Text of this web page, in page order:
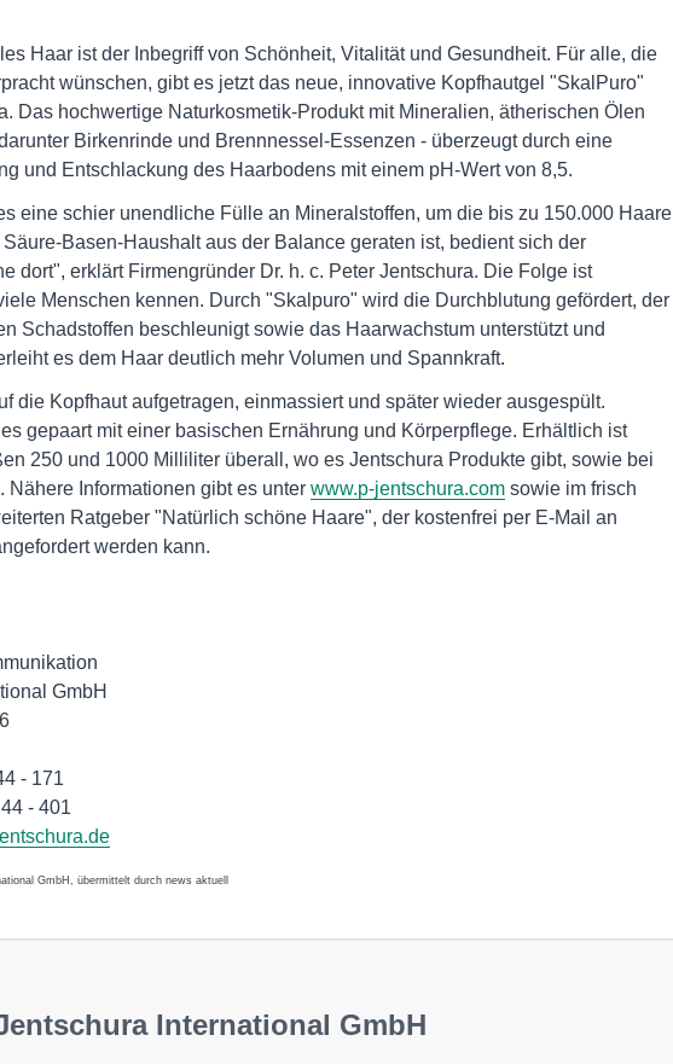
Haar ist der Inbegriff von Schönheit, Vitalität und Gesundheit. Für alle, die
wünschen, gibt es jetzt das neue, innovative Kopfhautgel "SkalPuro"
Das hochwertige Naturkosmetik-Produkt mit Mineralien, ätherischen Ölen
Birkenrinde und Brennnessel-Essenzen - überzeugt durch eine
und Entschlackung des Haarbodens mit einem pH-Wert von 8,5.
eine schier unendliche Fülle an Mineralstoffen, um die bis zu 150.000 Haare
Basen-Haushalt aus der Balance geraten ist, bedient sich der
dort", erklärt Firmengründer Dr. h. c. Peter Jentschura. Die Folge ist
Menschen kennen. Durch "Skalpuro" wird die Durchblutung gefördert, der
Schadstoffen beschleunigt sowie das Haarwachstum unterstützt und
es dem Haar deutlich mehr Volumen und Spannkraft.
die Kopfhaut aufgetragen, einmassiert und später wieder ausgespült.
gepaart mit einer basischen Ernährung und Körperpflege. Erhältlich ist
250 und 1000 Milliliter überall, wo es Jentschura Produkte gibt, sowie bei
Nähere Informationen gibt es unter www.p-jentschura.com sowie im frisch
Ratgeber "Natürlich schöne Haare", der kostenfrei per E-Mail an
werden kann.
GmbH
- 171
- 401
GmbH, übermittelt durch news aktuell
International GmbH